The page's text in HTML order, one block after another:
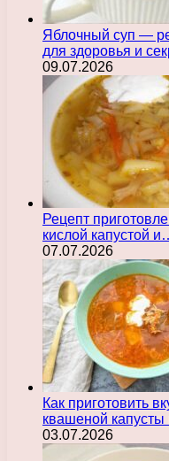
Яблочный суп —
для здоровья и
09.07.2026
Рецепт
кислой капустой
07.07.2026
Как приготовить
квашеной
03.07.2026